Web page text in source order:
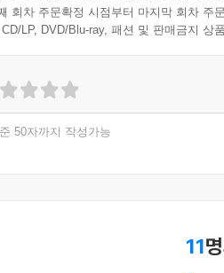
회차 주문확정 시점부터 마지막 회차 주
LP, DVD/Blu-ray, 패션 및 판매금지 상
50자까지 작성가능
11